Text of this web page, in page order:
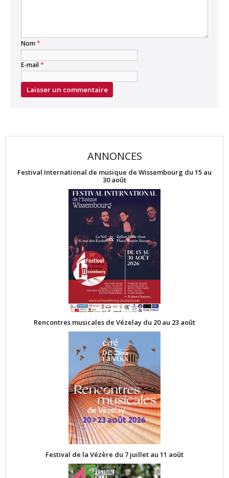
Nom*
E-mail*
ANNONCES
Festival International de musique de Wissembourg du 15 au
30 août
Rencontres musicales de Vézelay du 20 au 23 août
Festival de la Vézère du 7 juillet au 11 août